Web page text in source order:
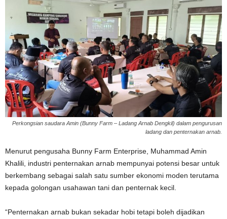
Perkongsian saudara Amin (Bunny Farm – Ladang Arnab Dengkil) dalam pengurusan
ladang dan penternakan arnab.
Menurut pengusaha Bunny Farm Enterprise, Muhammad Amin
Khalili, industri penternakan arnab mempunyai potensi besar untuk
berkembang sebagai salah satu sumber ekonomi moden terutama
kepada golongan usahawan tani dan penternak kecil.
“Penternakan arnab bukan sekadar hobi tetapi boleh dijadikan